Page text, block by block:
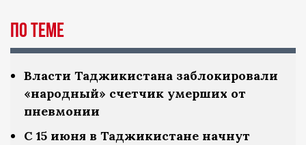
По теме
Власти Таджикистана заблокировали
«народный» счетчик умерших от
пневмонии
С 15 июня в Таджикистане начнут